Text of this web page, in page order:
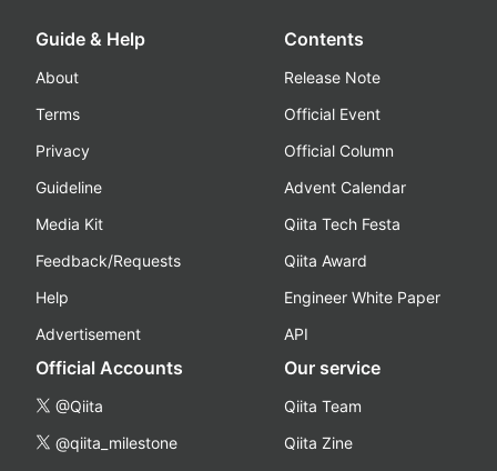
Guide & Help
About
Terms
Privacy
Guideline
Media Kit
Feedback/Requests
Help
Advertisement
Contents
Release Note
Official Event
Official Column
Advent Calendar
Qiita Tech Festa
Qiita Award
Engineer White Paper
API
Official Accounts
@Qiita
@qiita_milestone
Our service
Qiita Team
Qiita Zine